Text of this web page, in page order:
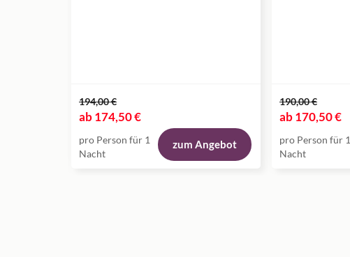
194,00 €
ab174,50 €
pro Person für 1
Nacht
zum Angebot
190,00 €
ab170,50 €
pro Person für 1
Nacht